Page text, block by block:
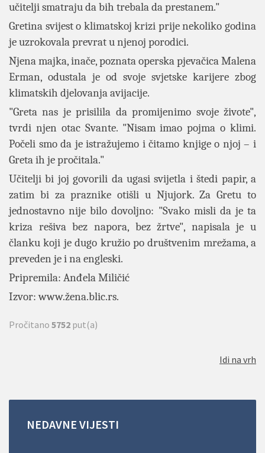
učitelji smatraju da bih trebala da prestanem."
Gretina svijest o klimatskoj krizi prije nekoliko godina
je uzrokovala prevrat u njenoj porodici.
Njena majka, inače, poznata operska pjevačica Malena
Erman, odustala je od svoje svjetske karijere zbog
klimatskih djelovanja avijacije.
"Greta nas je prisilila da promijenimo svoje živote",
tvrdi njen otac Svante. "Nisam imao pojma o klimi.
Počeli smo da je istražujemo i čitamo knjige o njoj – i
Greta ih je pročitala."
Učitelji bi joj govorili da ugasi svijetla i štedi papir, a
zatim bi za praznike otišli u Njujork. Za Gretu to
jednostavno nije bilo dovoljno: "Svako misli da je ta
kriza rešiva bez napora, bez žrtve", napisala je u
članku koji je dugo kružio po društvenim mrežama, a
preveden je i na engleski.
Pripremila: Anđela Miličić
Izvor:www.žena.blic.rs.
Pročitano 5752 put(a)
Idi na vrh
NEDAVNE VIJESTI